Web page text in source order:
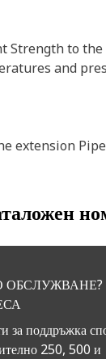
Strength to the
and
extension
ОБСЛУЖВАНЕ?
за поддръжка
250, 500 и